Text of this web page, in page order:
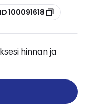
100091618
hinnan ja